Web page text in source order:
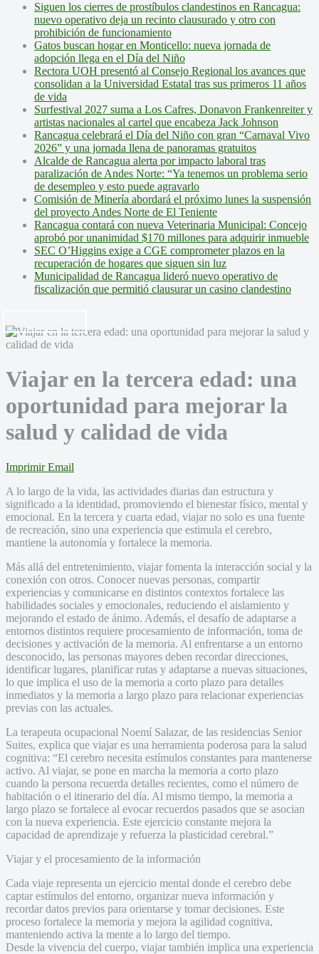
Siguen los cierres de prostíbulos clandestinos en Rancagua:
nuevo operativo deja un recinto clausurado y otro con
prohibición de funcionamiento
Gatos buscan hogar en Monticello: nueva jornada de
adopción llega en el Día del Niño
Rectora UOH presentó al Consejo Regional los avances que
consolidan a la Universidad Estatal tras sus primeros 11 años
de vida
Surfestival 2027 suma a Los Cafres, Donavon Frankenreiter y
artistas nacionales al cartel que encabeza Jack Johnson
Rancagua celebrará el Día del Niño con gran “Carnaval Vivo
2026” y una jornada llena de panoramas gratuitos
Alcalde de Rancagua alerta por impacto laboral tras
paralización de Andes Norte: “Ya tenemos un problema serio
de desempleo y esto puede agravarlo
Comisión de Minería abordará el próximo lunes la suspensión
del proyecto Andes Norte de El Teniente
Rancagua contará con nueva Veterinaria Municipal: Concejo
aprobó por unanimidad $170 millones para adquirir inmueble
SEC O’Higgins exige a CGE comprometer plazos en la
recuperación de hogares que siguen sin luz
Municipalidad de Rancagua lideró nuevo operativo de
fiscalización que permitió clausurar un casino clandestino
Viajar en la tercera edad: una
oportunidad para mejorar la
salud y calidad de vida
Imprimir Email
A lo largo de la vida, las actividades diarias dan estructura y
significado a la identidad, promoviendo el bienestar físico, mental y
emocional. En la tercera y cuarta edad, viajar no solo es una fuente
de recreación, sino una experiencia que estimula el cerebro,
mantiene la autonomía y fortalece la memoria.
Más allá del entretenimiento, viajar fomenta la interacción social y la
conexión con otros. Conocer nuevas personas, compartir
experiencias y comunicarse en distintos contextos fortalece las
habilidades sociales y emocionales, reduciendo el aislamiento y
mejorando el estado de ánimo. Además, el desafío de adaptarse a
entornos distintos requiere procesamiento de información, toma de
decisiones y activación de la memoria. Al enfrentarse a un entorno
desconocido, las personas mayores deben recordar direcciones,
identificar lugares, planificar rutas y adaptarse a nuevas situaciones,
lo que implica el uso de la memoria a corto plazo para detalles
inmediatos y la memoria a largo plazo para relacionar experiencias
previas con las actuales.
La terapeuta ocupacional Noemí Salazar, de las residencias Senior
Suites, explica que viajar es una herramienta poderosa para la salud
cognitiva: “El cerebro necesita estímulos constantes para mantenerse
activo. Al viajar, se pone en marcha la memoria a corto plazo
cuando la persona recuerda detalles recientes, como el número de
habitación o el itinerario del día. Al mismo tiempo, la memoria a
largo plazo se fortalece al evocar recuerdos pasados que se asocian
con la nueva experiencia. Este ejercicio constante mejora la
capacidad de aprendizaje y refuerza la plasticidad cerebral.”
Viajar y el procesamiento de la información
Cada viaje representa un ejercicio mental donde el cerebro debe
captar estímulos del entorno, organizar nueva información y
recordar datos previos para orientarse y tomar decisiones. Este
proceso fortalece la memoria y mejora la agilidad cognitiva,
manteniendo activa la mente a lo largo del tiempo.
Desde la vivencia del cuerpo, viajar también implica una experiencia